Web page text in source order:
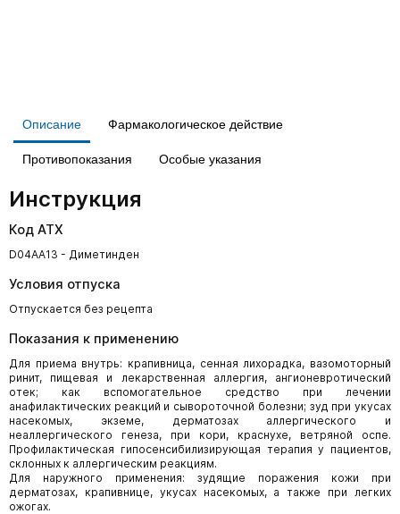
Описание Фармакологическое действие
Противопоказания Особые указания
Инструкция
Код АТХ
D04AA13 - Диметинден
Условия отпуска
Отпускается без рецепта
Показания к применению
Для приема внутрь: крапивница, сенная лихорадка, вазомоторный
ринит, пищевая и лекарственная аллергия, ангионевротический
отек; как вспомогательное средство при лечении
анафилактических реакций и сывороточной болезни; зуд при укусах
насекомых, экземе, дерматозах аллергического и
неаллергического генеза, при кори, краснухе, ветряной оспе.
Профилактическая гипосенсибилизирующая терапия у пациентов,
склонных к аллергическим реакциям.
Для наружного применения: зудящие поражения кожи при
дерматозах, крапивнице, укусах насекомых, а также при легких
ожогах.